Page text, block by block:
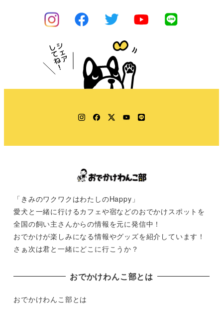
Instagram
Facebook
TwitterYouTube
LINE
「きみのワクワクはわたしのHappy」
愛犬と一緒に行けるカフェや宿などのおでかけスポットを
全国の飼い主さんからの情報を元に発信中！
おでかけが楽しみになる情報やグッズを紹介しています！
さぁ次は君と一緒にどこに行こうか？
おでかけわんこ部とは
おでかけわんこ部とは